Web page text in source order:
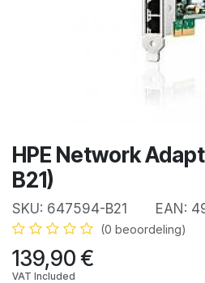
HPE Network
B21)
SKU: 647594-B21 EAN:
(0 beoordeling)
139,90€
VAT Included